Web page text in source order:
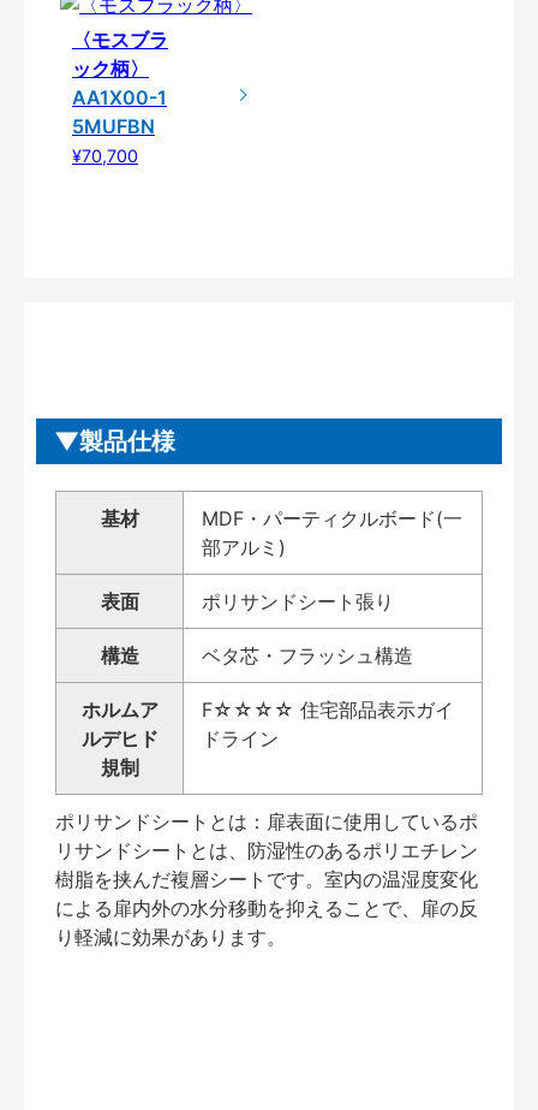
〈モスブラ
ック柄〉
AA1X00-1
5MUFBN
¥70,700
製品仕様
基材
MDF・パーティクルボード(一
部アルミ)
表面 ポリサンドシート張り
構造 ベタ芯・フラッシュ構造
ホルムア
ルデヒド
規制
F☆☆☆☆ 住宅部品表示ガイ
ドライン
ポリサンドシートとは：扉表面に使用しているポ
リサンドシートとは、防湿性のあるポリエチレン
樹脂を挟んだ複層シートです。室内の温湿度変化
による扉内外の水分移動を抑えることで、扉の反
り軽減に効果があります。